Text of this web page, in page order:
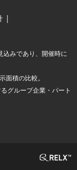
込みであり、開催時に
積の比較。
グループ企業・パート